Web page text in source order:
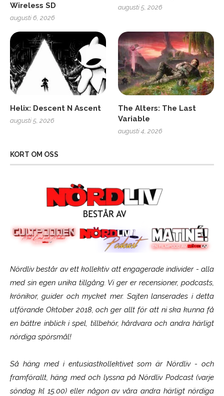
Wireless SD
augusti 6, 2026
augusti 5, 2026
Helix: Descent N Ascent
augusti 5, 2026
The Alters: The Last
Variable
augusti 4, 2026
KORT OM OSS
Nördliv består av ett kollektiv att engagerade individer - alla
med sin egen unika tillgång. Vi ger er recensioner, podcasts,
krönikor, guider och mycket mer. Sajten lanserades i detta
utförande Oktober 2018, och ger allt för att ni ska kunna få
en bättre inblick i spel, tillbehör, hårdvara och andra härligt
nördiga spörsmål!
Så häng med i entusiastkollektivet som ärNördliv- och
framförallt, häng med och lyssna på Nördliv Podcast (varje
söndag kl 15.00) eller någon av våra andra härligt nördiga